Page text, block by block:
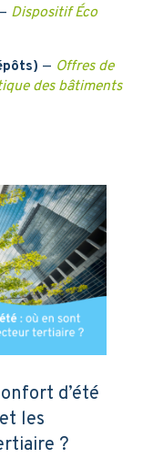
Dispositif Éco
— Offres de
des bâtiments
d’été
les
?